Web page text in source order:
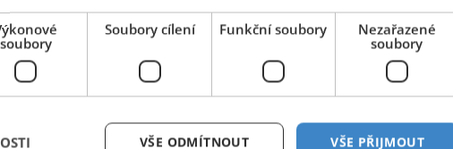
soubory
Soubory cílení Funkční soubory
Nezařazené
soubory
VŠE PŘIJMOUT
VŠE ODMÍTNOUT